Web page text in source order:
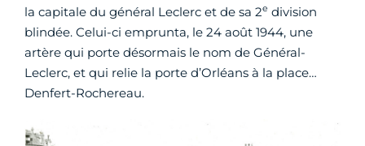
la capitale du général Leclerc et de sa 2e division
blindée. Celui-ci emprunta, le 24 août 1944, une
artère qui porte désormais le nom de Général-
Leclerc, et qui relie la porte d’Orléans à la place…
Denfert-Rochereau.